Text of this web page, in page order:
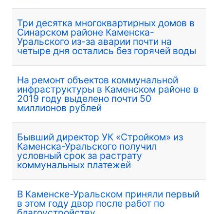
Три десятка многоквартирных домов в
Синарском районе Каменска-
Уральского из-за аварии почти на
четыре дня остались без горячей воды
На ремонт объектов коммунальной
инфраструктуры в Каменском районе в
2019 году выделено почти 50
миллионов рублей
Бывший директор УК «Стройком» из
Каменска-Уральского получил
условный срок за растрату
коммунальных платежей
В Каменске-Уральском приняли первый
в этом году двор после работ по